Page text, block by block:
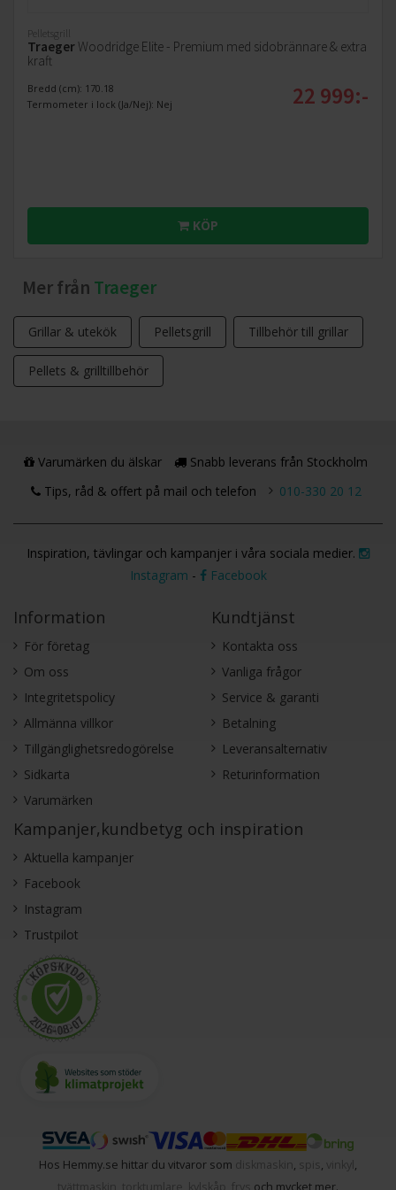
Pelletsgrill
TraegerWoodridge Elite - Premium med sidobrännare & extra
kraft
Bredd (cm): 170.18
Termometer i lock (Ja/Nej): Nej
22 999:-
KÖP
Mer från Traeger
Grillar & utekök Pelletsgrill Tillbehör till grillar
Pellets & grilltillbehör
Varumärken du älskar
Snabb leverans från Stockholm
Tips, råd & offert på mail och telefon
010-330 20 12
Inspiration, tävlingar och kampanjer i våra sociala medier.
Instagram - Facebook
Information
För företag
Om oss
Integritetspolicy
Allmänna villkor
Tillgänglighetsredogörelse
Sidkarta
Varumärken
Kundtjänst
Kontakta oss
Vanliga frågor
Service & garanti
Betalning
Leveransalternativ
Returinformation
Kampanjer,kundbetyg och inspiration
Aktuella kampanjer
Facebook
Instagram
Trustpilot
Hos Hemmy.se hittar du vitvaror som diskmaskin , spis , vinkyl ,
tvättmaskin
torktumlare kylskåp frys och mycket mer.